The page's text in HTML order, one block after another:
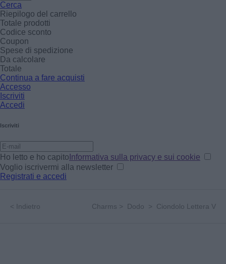
Cerca
Riepilogo del carrello
Totale prodotti
Codice sconto
Coupon
Spese di spedizione
Da calcolare
Totale
Continua a fare acquisti
Accesso
Iscriviti
Accedi
Iscriviti
Ho letto e ho capito Informativa sulla privacy e sui cookie
Voglio iscrivermi alla newsletter
Registrati e accedi
< Indietro Charms > Dodo > Ciondolo Lettera V